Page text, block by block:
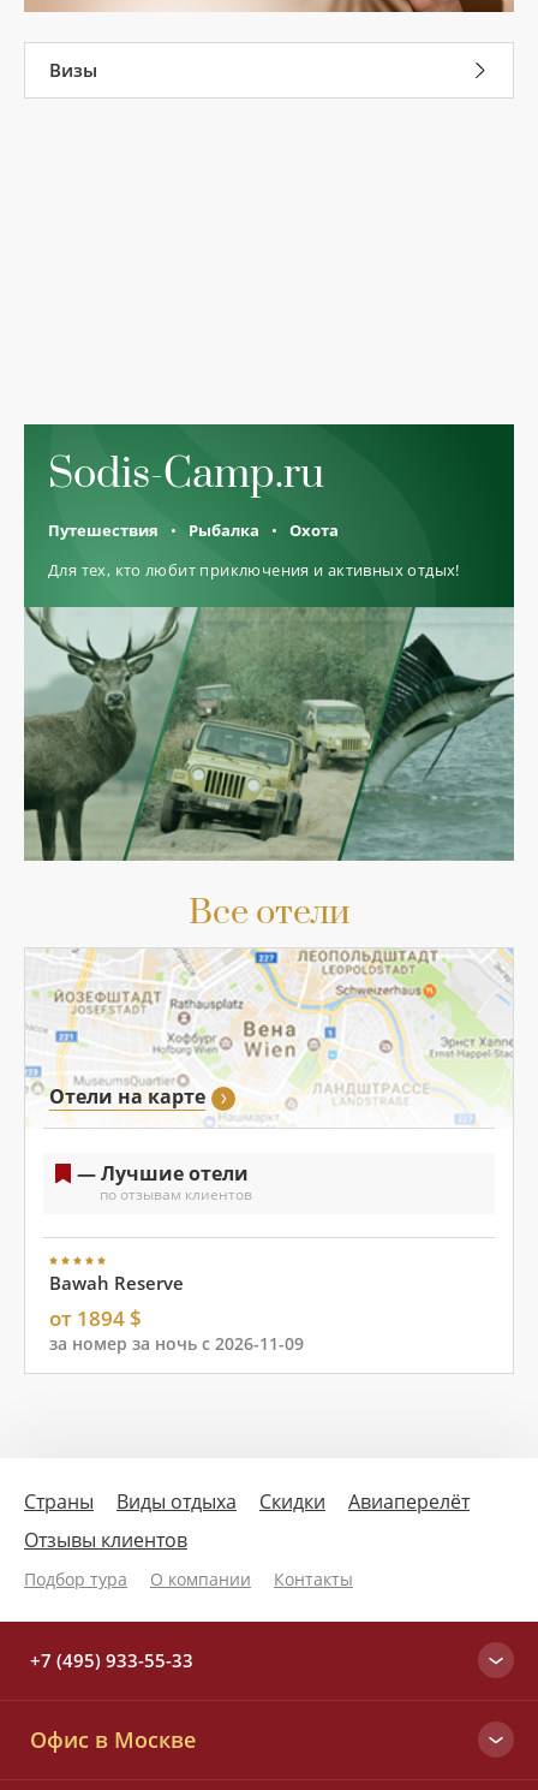
Все отели
Отели на карте
— Лучшие отели
по отзывам клиентов
Bawah Reserve
от 1894 $
за номер за ночь с 2026-11-09
Визы
Sodis-Camp.ru
Путешествия Рыбалка
Охота
Для тех, кто любит приключения и активных отдых!
Страны Виды отдыха Скидки
Авиаперелёт
Отзывы клиентов
Подбор тура О компании Контакты
+7 (495) 933-55-33
+7 (495) 933-55-33
Офис в Москве